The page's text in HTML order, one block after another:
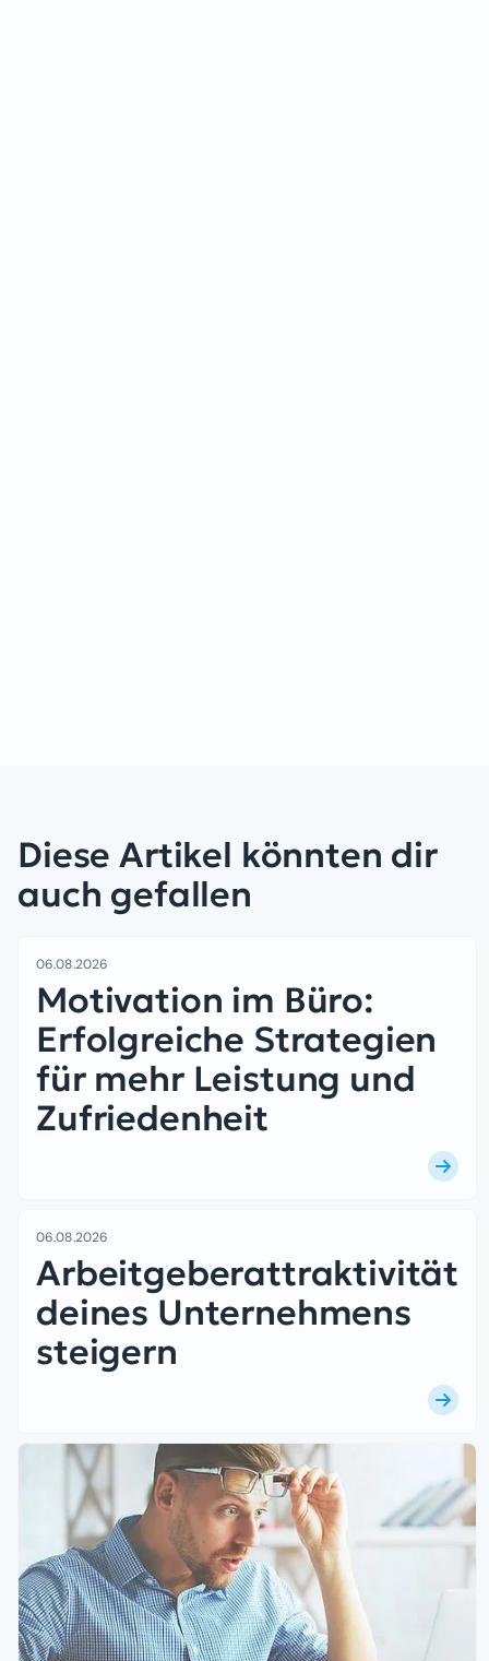
Diese Artikel könnten dir
auch gefallen
06.08.2026
Motivation im Büro:
Erfolgreiche Strategien
für mehr Leistung und
Zufriedenheit
06.08.2026
Arbeitgeberattraktivität
deines Unternehmens
steigern